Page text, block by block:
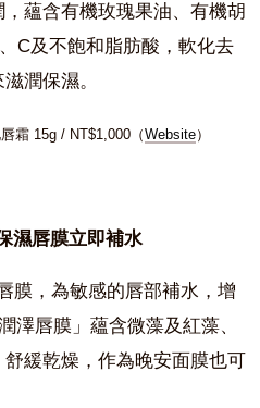
蘊含有機玫瑰果油、有機胡
C及不飽和脂肪酸，軟化去
潤保濕。
霜 15g / NT$1,000（Website）
濕唇膜立即補水
膜，為敏感的唇部補水，增
澤唇膜」蘊含微藻及紅藻、
緩乾燥，作為晚安面膜也可